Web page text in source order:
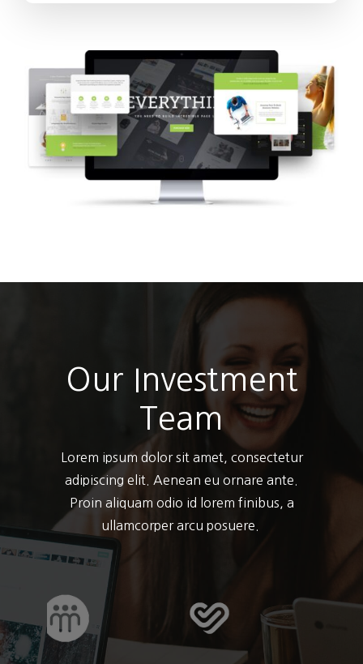
Our Investment
Team
Lorem ipsum dolor sit amet, consectetur
adipiscing elit. Aenean eu ornare ante.
Proin aliquam odio id lorem finibus, a
ullamcorper arcu posuere.